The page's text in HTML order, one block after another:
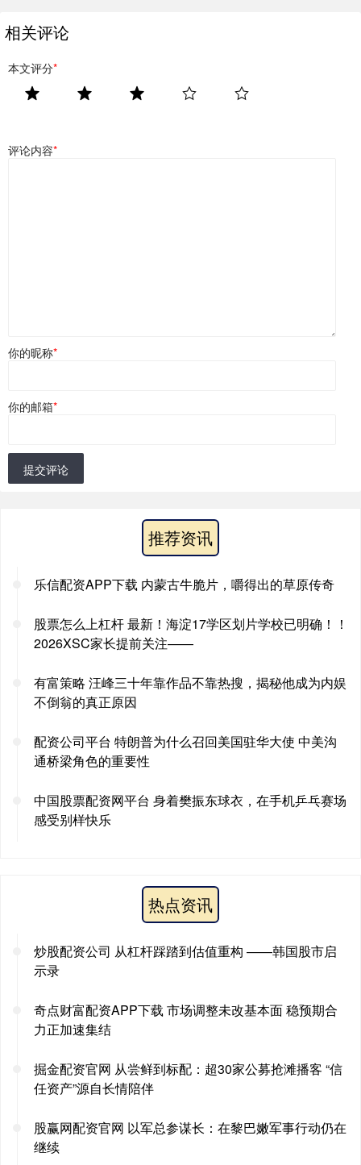
相关评论
本文评分*
评论内容*
你的昵称*
你的邮箱*
提交评论
推荐资讯
乐信配资APP下载 内蒙古牛脆片，嚼得出的草原传奇
股票怎么上杠杆 最新！海淀17学区划片学校已明确！！
2026XSC家长提前关注——
有富策略 汪峰三十年靠作品不靠热搜，揭秘他成为内娱
不倒翁的真正原因
配资公司平台 特朗普为什么召回美国驻华大使 中美沟
通桥梁角色的重要性
中国股票配资网平台 身着樊振东球衣，在手机乒乓赛场
感受别样快乐
热点资讯
炒股配资公司 从杠杆踩踏到估值重构 ——韩国股市启
示录
奇点财富配资APP下载 市场调整未改基本面 稳预期合
力正加速集结
掘金配资官网 从尝鲜到标配：超30家公募抢滩播客 “信
任资产”源自长情陪伴
股赢网配资官网 以军总参谋长：在黎巴嫩军事行动仍在
继续